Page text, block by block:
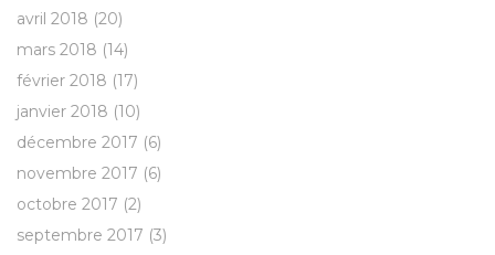
avril 2018 (20)
mars 2018 (14)
février 2018 (17)
janvier 2018 (10)
décembre 2017 (6)
novembre 2017 (6)
octobre 2017 (2)
septembre 2017 (3)